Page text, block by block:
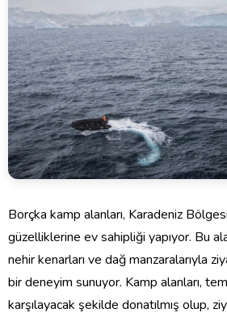
Borçka kamp alanları, Karadeniz
güzelliklerine ev sahipliği yapıyor. Bu
nehir kenarları ve dağ manzaralarıyla
bir deneyim sunuyor. Kamp alanları,
karşılayacak şekilde donatılmış olup,